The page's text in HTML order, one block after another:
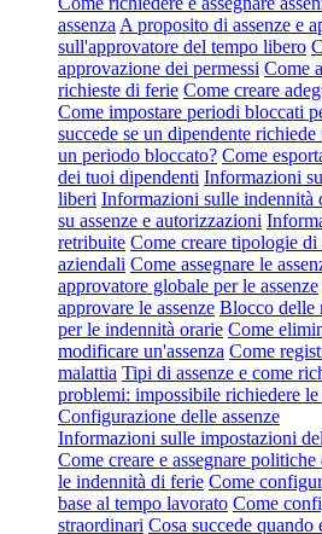
assenza A proposito di assenze e
sull'approvatore del tempo libero
approvazione dei permessi Come
richieste di ferie Come creare
Come impostare periodi bloccati
succede se un dipendente
un periodo bloccato? Come
dei tuoi dipendenti Informazioni
liberi Informazioni sulle indennità
su assenze e autorizzazioni
retribuite Come creare tipologie di
aziendali Come assegnare le
approvatore globale per le assenze
approvare le assenze Blocco delle
per le indennità orarie Come
modificare un'assenza Come
malattia Tipi di assenze e come
problemi: impossibile richiedere le
Configurazione delle assenze
Informazioni sulle impostazioni
Come creare e assegnare
le indennità di ferie Come
base al tempo lavorato Come
straordinari Cosa succede